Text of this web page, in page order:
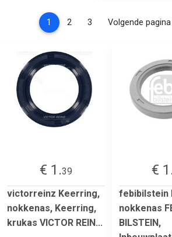
1 (current)
2 3 Volgende pagina
€ 1.39
victorreinz Keerring,
nokkenas, Keerring,
krukas VICTOR REIN...
€
febibilstein
nokkenas
BILSTEIN,